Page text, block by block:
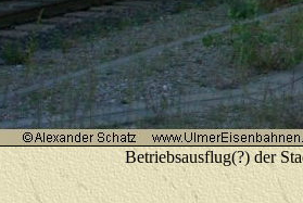
Betriebsausflug(?) der